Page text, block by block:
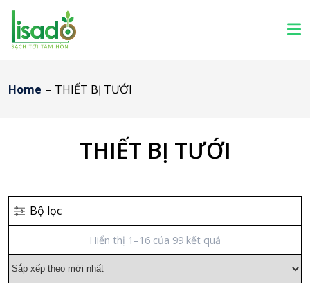
Home – THIẾT BỊ TƯỚI
THIẾT BỊ TƯỚI
Bộ lọc
Hiển thị 1–16 của 99 kết quả